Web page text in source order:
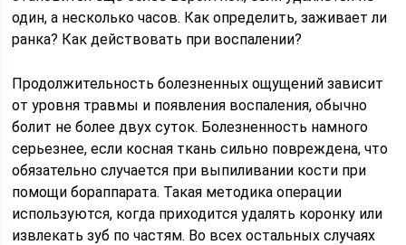
один, а несколько часов. Как определить, заживает ли
ранка? Как действовать при воспалении?
Продолжительность болезненных ощущений зависит
от уровня травмы и появления воспаления, обычно
болит не более двух суток. Болезненность намного
серьезнее, если косная ткань сильно повреждена, что
обязательно случается при выпиливании кости при
помощи бораппарата. Такая методика операции
используются, когда приходится удалять коронку или
извлекать зуб по частям. Во всех остальных случаях